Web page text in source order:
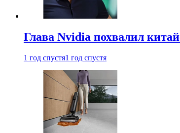
Глава Nvidia похвалил
1 год спустя1 год спустя